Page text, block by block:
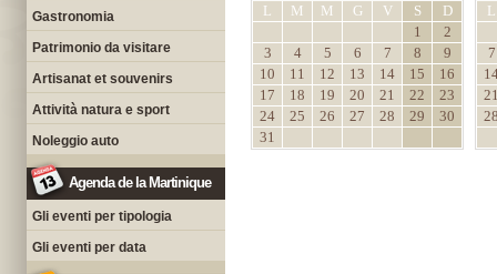
Gastronomia
Patrimonio da visitare
Artisanat et souvenirs
Attività natura e sport
Noleggio auto
Agenda de la Martinique
Gli eventi per tipologia
Gli eventi per data
L M M G V S
D
1
2
3
4 5 6 7 8
9
10
11 12 13 14 15
16
17
18 19 20 21 22
23
24
25 26 27 28 29
30
31
L
7